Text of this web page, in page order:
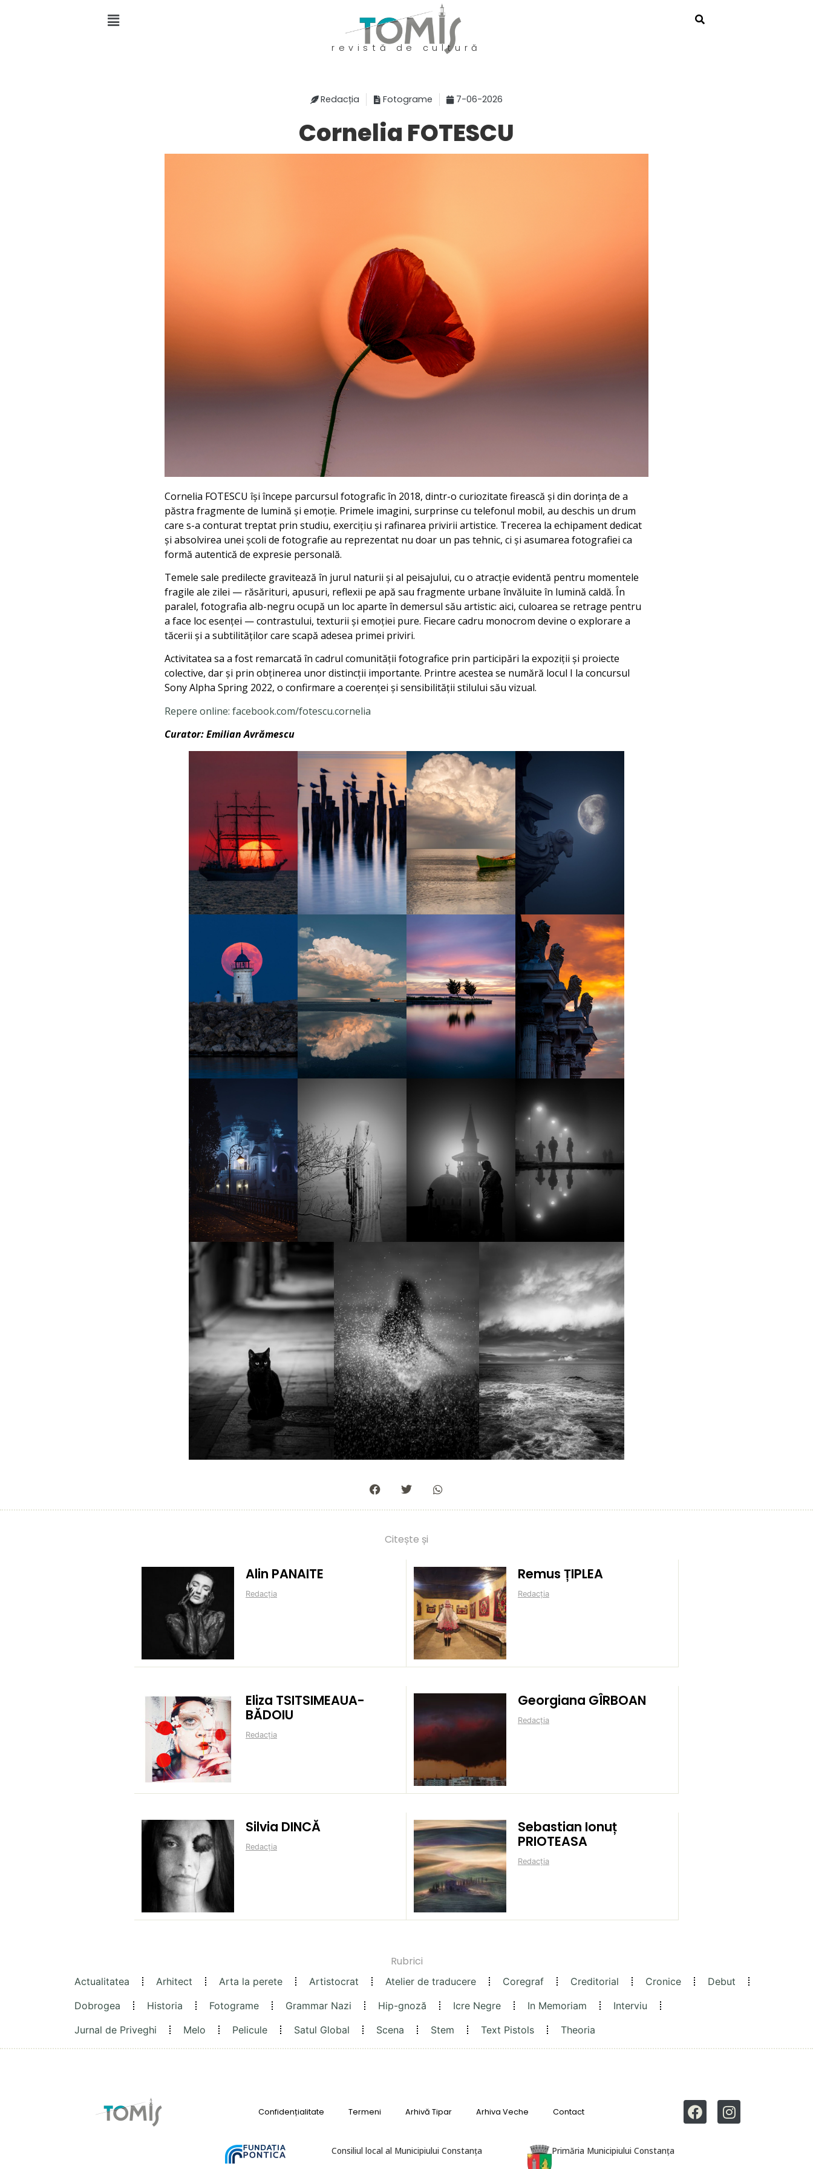
revistă de cultură
Redacția Fotograme 7-06-2026
Cornelia FOTESCU
Cornelia FOTESCU își începe parcursul fotografic în 2018, dintr-o curiozitate firească și din dorința de a
păstra fragmente de lumină și emoție. Primele imagini, surprinse cu telefonul mobil, au deschis un drum
care s-a conturat treptat prin studiu, exercițiu și rafinarea privirii artistice. Trecerea la echipament dedicat
și absolvirea unei școli de fotografie au reprezentat nu doar un pas tehnic, ci și asumarea fotografiei ca
formă autentică de expresie personală.
Temele sale predilecte gravitează în jurul naturii și al peisajului, cu o atracție evidentă pentru momentele
fragile ale zilei — răsărituri, apusuri, reflexii pe apă sau fragmente urbane învăluite în lumină caldă. În
paralel, fotografia alb-negru ocupă un loc aparte în demersul său artistic: aici, culoarea se retrage pentru
a face loc esenței — contrastului, texturii și emoției pure. Fiecare cadru monocrom devine o explorare a
tăcerii și a subtilităților care scapă adesea primei priviri.
Activitatea sa a fost remarcată în cadrul comunității fotografice prin participări la expoziții și proiecte
colective, dar și prin obținerea unor distincții importante. Printre acestea se numără locul I la concursul
Sony Alpha Spring 2022, o confirmare a coerenței și sensibilității stilului său vizual.
Repere online: facebook.com/fotescu.cornelia
Curator: Emilian Avrămescu
Citește și
Alin PANAITE
Redacția
Remus ȚIPLEA
Redacția
Eliza TSITSIMEAUA-
BĂDOIU
Redacția
Georgiana GÎRBOAN
Redacția
Silvia DINCĂ
Redacția
Sebastian Ionuț
PRIOTEASA
Redacția
Rubrici
Actualitatea Arhitect Arta la perete Artistocrat Atelier de traducere Coregraf Creditorial Cronice
Debut
Dobrogea
Historia Fotograme Grammar Nazi Hip-gnoză Icre Negre In Memoriam
Interviu
Jurnal de Priveghi
Melo Pelicule Satul Global Scena Stem Text Pistols Theoria
Confidențialitate Termeni Arhivă Tipar Arhiva Veche Contact
Consiliul local al Municipiului Constanța Primăria Municipiului Constanța